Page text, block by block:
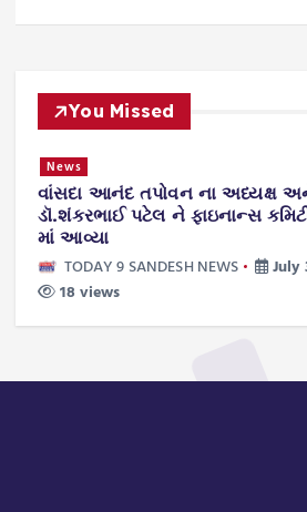
You Missed
News
વાંસદા આનંદ તપોવન ના અધ્યક્ષ અને
ડૉ.શંકરભાઈ પટેલ ને ફાઇનાન્સ
માં આવ્યા
TODAY 9 SANDESH NEWS
July
18 views